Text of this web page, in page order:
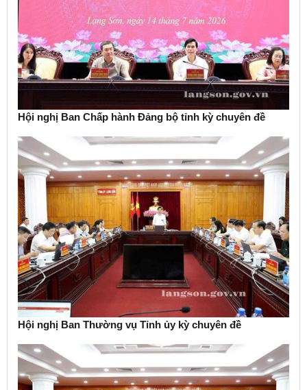
Hội nghị Ban Chấp hành Đảng bộ tỉnh kỳ chuyên đề
Hội nghị Ban Thường vụ Tỉnh ủy kỳ chuyên đề